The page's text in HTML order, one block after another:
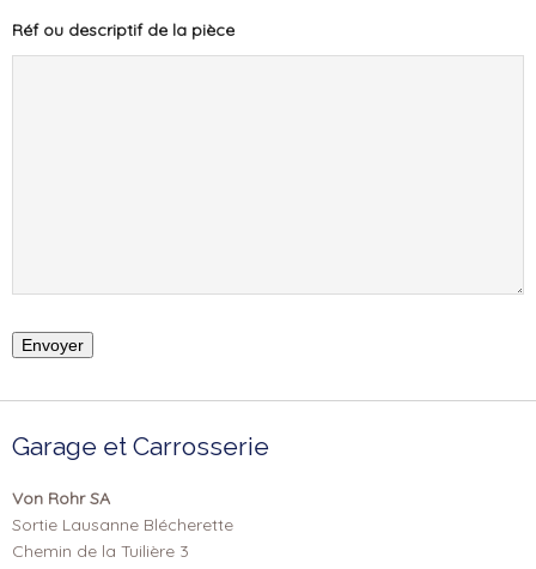
Réf ou descriptif de la pièce
Garage et Carrosserie
Von Rohr SA
Sortie Lausanne Blécherette
Chemin de la Tuilière 3